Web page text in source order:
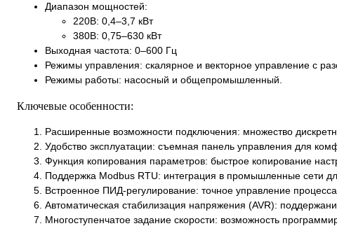
Диапазон мощностей:
220В: 0,4–3,7 кВт
380В: 0,75–630 кВт
Выходная частота: 0–600 Гц
Режимы управления: скалярное и векторное управление с
Режимы работы: насосный и общепромышленный.
Ключевые особенности:
Расширенные возможности подключения: множество
Удобство эксплуатации: съемная панель управления для
Функция копирования параметров: быстрое копирование
Поддержка Modbus RTU: интеграция в промышленные сети
Встроенное ПИД-регулирование: точное управление
Автоматическая стабилизация напряжения (AVR):
Многоступенчатое задание скорости: возможность